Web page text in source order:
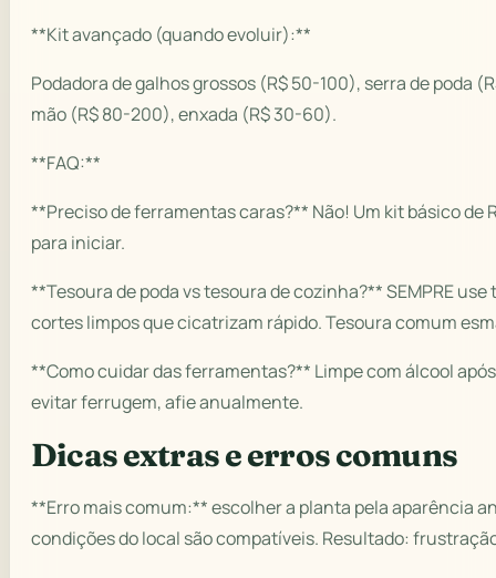
**Kit avançado (quando evoluir):**
Podadora de galhos grossos (R$ 50-100), serra de poda
mão (R$ 80-200), enxada (R$ 30-60).
**FAQ:**
**Preciso de ferramentas caras?** Não! Um kit básico de
para iniciar.
**Tesoura de poda vs tesoura de cozinha?** SEMPRE
cortes limpos que cicatrizam rápido. Tesoura comum
**Como cuidar das ferramentas?** Limpe com álcool
evitar ferrugem, afie anualmente.
Dicas extras e erros comuns
**Erro mais comum:** escolher a planta pela aparência
condições do local são compatíveis. Resultado: